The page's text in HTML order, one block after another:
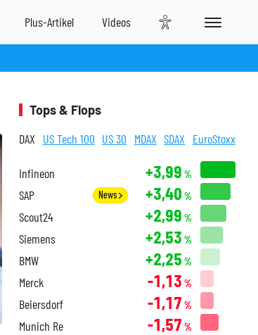
Tops & Flops
DAX US Tech 100 US 30 MDAX SDAX EuroStoxx
Infineon +3,99 %
SAP News +3,40 %
Scout24 +2,99 %
Siemens +2,53 %
BMW +2,25 %
Merck -1,13 %
Beiersdorf -1,17 %
Munich Re -1,57 %